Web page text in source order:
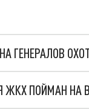
ГЕНЕРАЛОВ